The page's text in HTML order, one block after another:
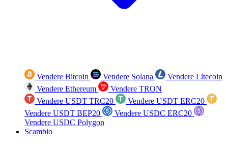
Vendere Bitcoin Vendere Solana
Vendere Litecoin
Vendere Ethereum
Vendere TRON
Vendere USDT TRC20
Vendere USDT ERC20
Vendere USDT BEP20
Vendere USDC ERC20
Vendere USDC Polygon
Scambio